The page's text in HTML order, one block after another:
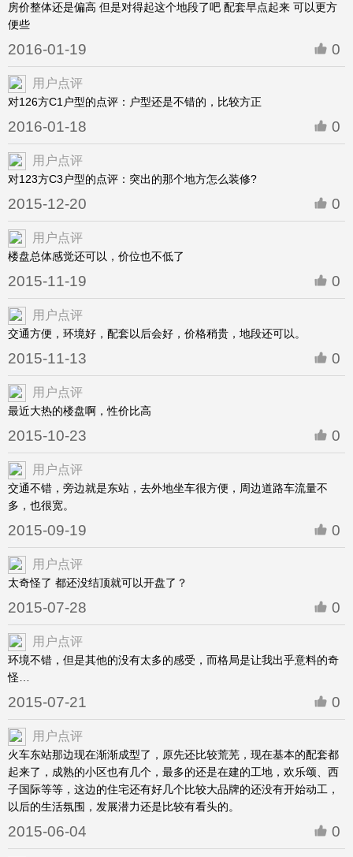
房价整体还是偏高 但是对得起这个地段了吧 配套早点起来 可以更方
便些
2016-01-19 0
用户点评
对126方C1户型的点评：户型还是不错的，比较方正
2016-01-18 0
用户点评
对123方C3户型的点评：突出的那个地方怎么装修?
2015-12-20 0
用户点评
楼盘总体感觉还可以，价位也不低了
2015-11-19 0
用户点评
交通方便，环境好，配套以后会好，价格稍贵，地段还可以。
2015-11-13 0
用户点评
最近大热的楼盘啊，性价比高
2015-10-23 0
用户点评
交通不错，旁边就是东站，去外地坐车很方便，周边道路车流量不
多，也很宽。
2015-09-19 0
用户点评
太奇怪了 都还没结顶就可以开盘了？
2015-07-28 0
用户点评
环境不错，但是其他的没有太多的感受，而格局是让我出乎意料的奇
怪…
2015-07-21 0
用户点评
火车东站那边现在渐渐成型了，原先还比较荒芜，现在基本的配套都
起来了，成熟的小区也有几个，最多的还是在建的工地，欢乐颂、西
子国际等等，这边的住宅还有好几个比较大品牌的还没有开始动工，
以后的生活氛围，发展潜力还是比较有看头的。
2015-06-04 0